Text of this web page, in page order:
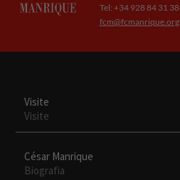
Tel: +34 928 84 31 38
fcm@fcmanrique.org
Visite
Visite
César Manrique
Biografia